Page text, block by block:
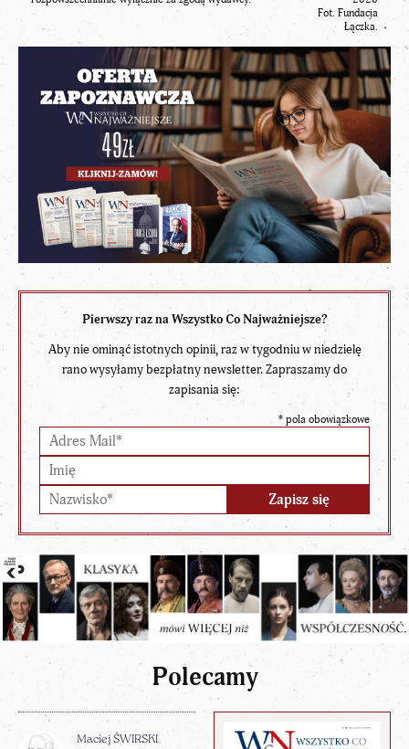
Fot. Fundacja
Łączka.
Pierwszy raz na Wszystko Co Najważniejsze?
Aby nie ominąć istotnych opinii, raz w tygodniu w niedzielę
rano wysyłamy bezpłatny newsletter. Zapraszamy do
zapisania się:
* pola obowiązkowe
Polecamy
Maciej ŚWIRSKI